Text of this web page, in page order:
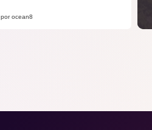
por ocean8